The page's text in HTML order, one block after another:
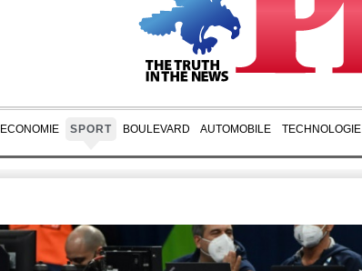
ECONOMIE SPORT BOULEVARD AUTOMOBILE TECHNOLOGIE